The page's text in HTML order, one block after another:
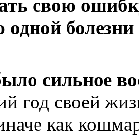
свою
сильное
год своей
как